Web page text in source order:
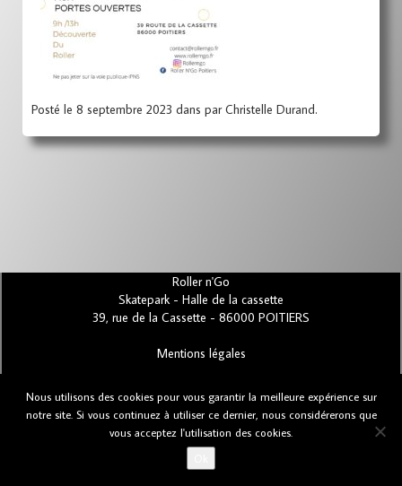
Posté le 8 septembre 2023 dans par Christelle Durand.
Roller n'Go
Skatepark - Halle de la cassette
39, rue de la Cassette - 86000 POITIERS
Mentions légales
Bugs et suggestions
Nous utilisons des cookies pour vous garantir la meilleure expérience sur
notre site. Si vous continuez à utiliser ce dernier, nous considérerons que
vous acceptez l'utilisation des cookies.